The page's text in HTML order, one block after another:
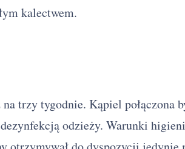
kalectwem.
trzy tygodnie. Kąpiel połączona
odzieży. Warunki